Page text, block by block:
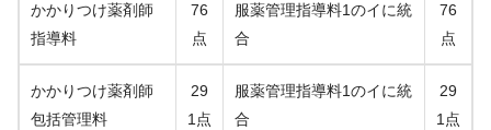
かかりつけ薬剤師
指導料
76
点
服薬管理指導料1のイに統
合
76
点
かかりつけ薬剤師
包括管理料
29
1点
服薬管理指導料1のイに統
合
29
1点